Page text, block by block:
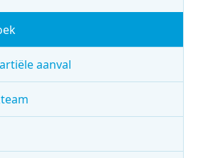
aanval